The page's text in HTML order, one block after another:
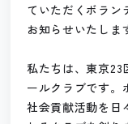
ていただくボラン
お知らせいたしま
私たちは、東京23
ールクラブです。
社会貢献活動を日